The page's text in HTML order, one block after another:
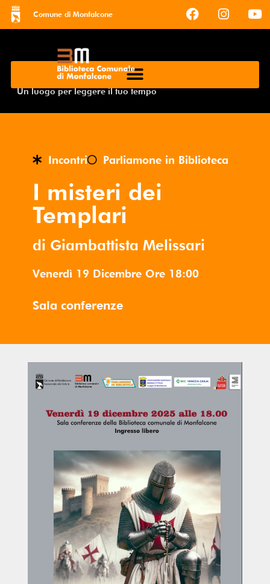
Comune di Monfalcone
Un luogo per leggere il tuo tempo
Incontri Parliamone in Biblioteca
I misteri dei
Templari
di Giambattista Melissari
Venerdì 19 Dicembre Ore 18:00
Sala conferenze